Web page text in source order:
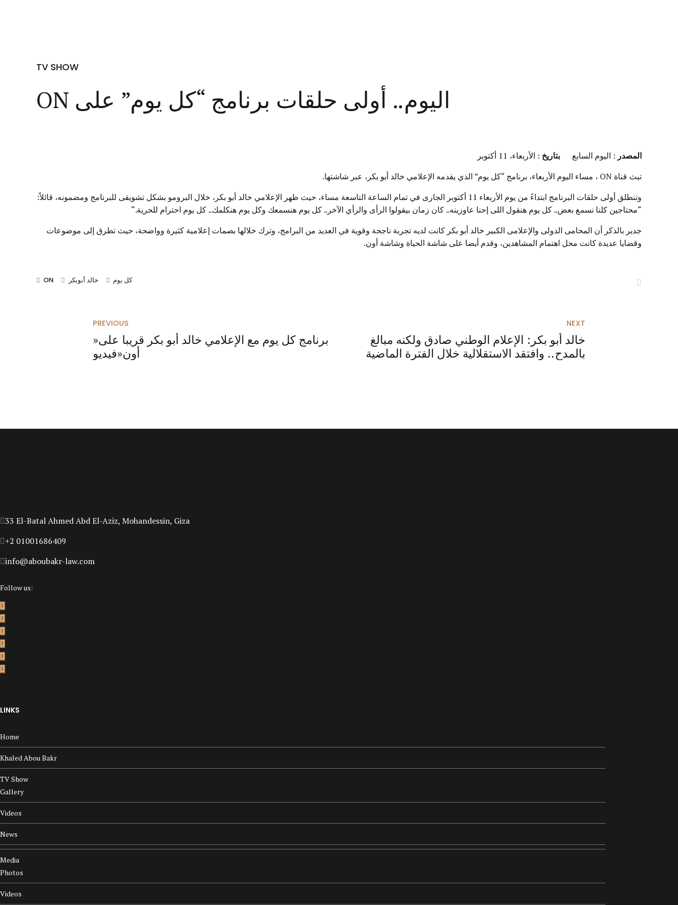
TV SHOW
ON اليوم.. أولى حلقات برنامج “كل يوم” على
المصدر : اليوم السابع بتاريخ : الأربعاء، 11 أكتوبر
تبث قناة ON ، مساء اليوم الأربعاء، برنامج “كل يوم” الذي يقدمه الإعلامي خالد أبو بكر، عبر شاشتها.
وتنطلق أولى حلقات البرنامج ابتداءً من يوم الأربعاء 11 أكتوبر الجارى في تمام الساعة التاسعة مساء، حيث ظهر الإعلامي خالد أبو بكر، خلال البرومو بشكل تشويقى للبرنامج ومضمونه، قائلاً:
“محتاجين كلنا نسمع بعض.. كل يوم هنقول اللى إحنا عاوزينه.. كان زمان بيقولوا الرأى والرأي الآخر.. كل يوم هنسمعك وكل يوم هنكلمك.. كل يوم احترام للحرية“.
جدير بالذكر أن المحامى الدولى والإعلامى الكبير خالد أبو بكر كانت لديه تجربة ناجحة وقوية في العديد من البرامج، وترك خلالها بصمات إعلامية كثيرة وواضحة، حيث تطرق إلى موضوعات
وقضايا عديدة كانت محل اهتمام المشاهدين، وقدم أيضا على شاشة الحياة وشاشة أون.
ON خالد أبوبكر كل يوم
PREVIOUS
»برنامج كل يوم مع الإعلامي خالد أبو بكر قريبا على
أون«فيديو
NEXT
خالد أبو بكر: الإعلام الوطني صادق ولكنه مبالغ
بالمدح.. وافتقد الاستقلالية خلال الفترة الماضية
33 El-Batal Ahmed Abd El-Aziz, Mohandessin, Giza
+2 01001686409
info@aboubakr-law.com
Follow us:
LINKS
Home
Khaled Abou Bakr
TV Show
Gallery
Videos
News
Media
Photos
Videos